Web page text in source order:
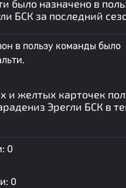
было назначено в
БСК за последний
в пользу команды было
и желтых карточек
Эрегли БСК в
0
0